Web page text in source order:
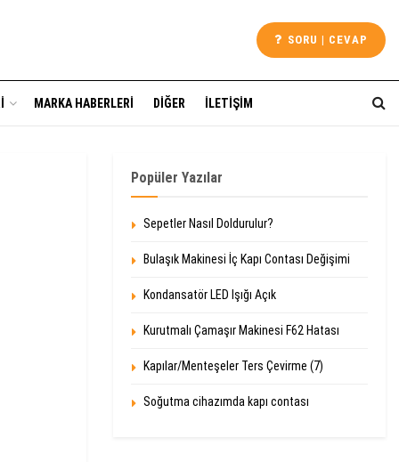
SORU | CEVAP
MARKA HABERLERI DIĞER İLETIŞIM
Popüler Yazılar
Sepetler Nasıl Doldurulur?
Bulaşık Makinesi İç Kapı Contası Değişimi
Kondansatör LED Işığı Açık
Kurutmalı Çamaşır Makinesi F62 Hatası
Kapılar/Menteşeler Ters Çevirme (7)
Soğutma cihazımda kapı contası